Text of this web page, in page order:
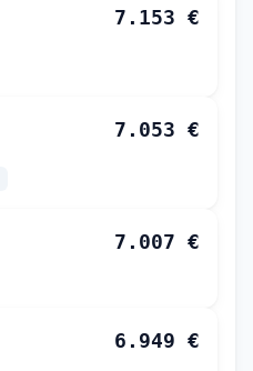
7.153 €
7.053 €
7.007 €
6.949 €